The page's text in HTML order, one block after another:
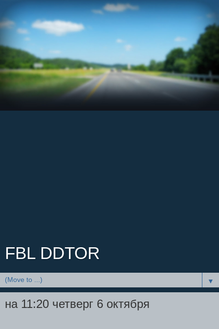
FBL DDTOR
▼
на 11:20 четверг 6 октября